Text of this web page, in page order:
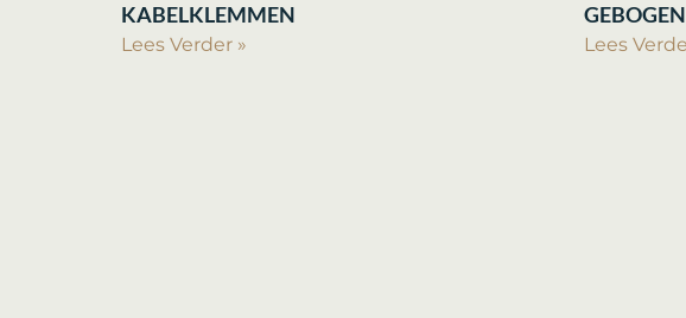
KABELKLEMMEN
Lees Verder » Lees